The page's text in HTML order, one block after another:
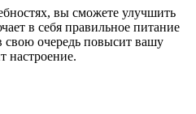
вы сможете улучшить
в себя правильное питание
свою очередь повысит вашу
настроение.